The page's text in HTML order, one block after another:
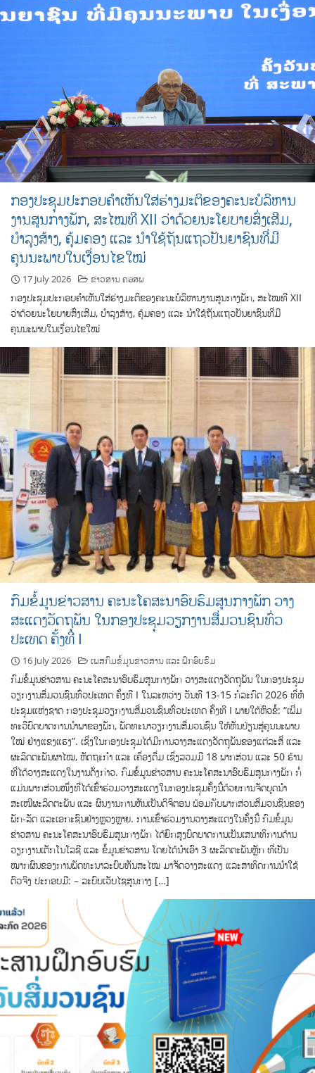
ກອງປະຊຸມ​ປະກອບຄໍາເຫັນໃສ່ຮ່າງມະຕິຂອງຄະນະບໍລິຫານ
ງານສູນກາງພັກ, ສະໄໝທີ XII ວ່າດ້ວຍນະໂຍບາຍສົ່ງເສີມ,
ບໍາລຸງສ້າງ, ຄຸ້ມຄອງ ແລະ ນໍາໃຊ້ຖັນແຖວປັນຍາຊົນທີ່ມີ
ຄຸນນະພາບໃນເງື່ອນໄຂໃໝ່
17 July 2026 ຂ່າວສານ ຄອສພ
ກອງປະຊຸມ​ປະກອບຄໍາເຫັນໃສ່ຮ່າງມະຕິຂອງຄະນະບໍລິຫານງານສູນກາງພັກ, ສະໄໝທີ XII
ວ່າດ້ວຍນະໂຍບາຍສົ່ງເສີມ, ບໍາລຸງສ້າງ, ຄຸ້ມຄອງ ແລະ ນໍາໃຊ້ຖັນແຖວປັນຍາຊົນທີ່ມີ
ຄຸນນະພາບໃນເງື່ອນໄຂໃໝ່
ກົມຂໍ້ມູນຂ່າວສານ ຄະນະໂຄສະນາອົບຮົມສູນກາງພັກ ວາງ
ສະແດງວັດຖຸພັນ ໃນກອງປະຊຸມວຽກງານສື່ມວນຊົນທົ່ວ
ປະເທດ ຄັ້ງທີ I
16 July 2026 ເພສກົມຂໍ້ມູນຂ່າວສານ ແລະ ຝຶກອົບຮົມ
ກົມຂໍ້ມູນຂ່າວສານ ຄະນະໂຄສະນາອົບຮົມສູນກາງພັກ ວາງສະແດງວັດຖຸພັນ ໃນກອງປະຊຸມ
ວຽກງານສື່ມວນຊົນທົ່ວປະເທດ ຄັ້ງທີ I ໃນລະຫວ່າງ ວັນທີ 13-15 ກໍລະກົດ 2026 ທີ່ຫໍ
ປະຊຸມແຫ່ງຊາດ ກອງປະຊຸມວຽກງານສື່ມວນຊົນທົ່ວປະເທດ ຄັ້ງທີ I ພາຍໃຕ້ຫົວຂໍ້: “ເພີ່ມ
ທະວີບົດບາດການນຳພາຂອງພັກ, ພັດທະນາວຽກງານສື່ມວນຊົນ ໃຫ້ຫັນປ່ຽນສູ່ຄຸນນະພາບ
ໃໝ່ ຢ່າງແຂງແຮງ”. ເຊິ່ງໃນກອງປະຊຸມໄດ້ມີການວາງສະແດງວັດຖຸພັນຂອງແຕ່ລະສຶ່ ແລະ
ຜະລິດຕະພັນຜາໄໝ, ຫັດຖະກໍາ ແລະ ເຄຶ່ອງດື່ມ ເຊິ່ງລວມມີ 18 ພາກສ່ວນ ແລະ 50 ຮ້ານ
ທີ່ໄດ້ວາງສະແດງໃນງານດັ່ງກ່າວ. ກົມຂໍ້ມູນຂ່າວສານ ຄະນະໂຄສະນາອົບຮົມສູນກາງພັກ ກໍ່
ແມ່ນພາກສ່ວນໜຶ່ງທີ່ໄດ້ເຂົ້າຮ່ວມວາງສະແດງໃນກອງປະຊຸມຄັ້ງນີ້ດ້ວຍການຈັດບູດນຳ
ສະເໜີຜະລິດຕະພັນ ແລະ ຜົນງານການຫັນເປັນດິຈິຕອນ ພ້ອມກັບພາກສ່ວນສື່ມວນຊົນຂອງ
ພັກ-ລັດ ແລະເອກະຊົນຢ່າງຫຼວງຫຼາຍ. ການເຂົ້າຮ່ວມງານວາງສະແດງໃນຄັ້ງນີ້ ກົມຂໍ້ມູນ
ຂ່າວສານ ຄະນະໂຄສະນາອົບຮົມສູນກາງພັກ ໄດ້ຍົກສູງບົດບາດການເປັນເສນາທິການດ້ານ
ວຽກງານເຕັກໂນໂລຊີ ແລະ ຂໍ້ມູນຂ່າວສານ ໂດຍໄດ້ນຳເອົາ 3 ຜະລິດຕະພັນຫຼັກ ທີ່ເປັນ
ໝາກຜົນຂອງການພັດທະນາລະບົບທັນສະໄໝ ມາຈັດວາງສະແດງ ແລະສາທິດການນຳໃຊ້
ຕົວຈິງ ປະກອບມີ: – ລະບົບເວັບໄຊສູນກາງ […]